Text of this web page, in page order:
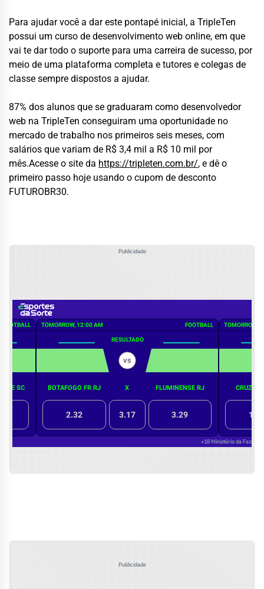
Para ajudar você a dar este pontapé inicial, a TripleTen
possui um curso de desenvolvimento web online, em que
vai te dar todo o suporte para uma carreira de sucesso, por
meio de uma plataforma completa e tutores e colegas de
classe sempre dispostos a ajudar.
87% dos alunos que se graduaram como desenvolvedor
web na TripleTen conseguiram uma oportunidade no
mercado de trabalho nos primeiros seis meses, com
salários que variam de R$ 3,4 mil a R$ 10 mil por
mês.Acesse o site da https://tripleten.com.br/, e dê o
primeiro passo hoje usando o cupom de desconto
FUTUROBR30.
Publicidade
Publicidade